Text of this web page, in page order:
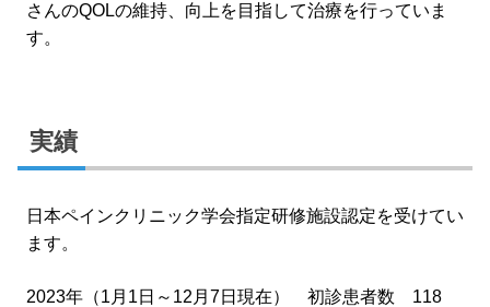
さんのQOLの維持、向上を目指して治療を行っていま
す。
実績
日本ペインクリニック学会指定研修施設認定を受けてい
ます。
2023年（1月1日～12月7日現在） 初診患者数 118